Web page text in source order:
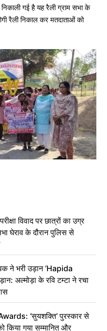
गई है यह रैली ग्राम सभा के
रैली निकाल कर मतदाताओं को
विवाद पर छात्रों का उग्र
घेराव के दौरान पुलिस से
ने भरी उड़ान ‘Hapida
अल्मोड़ा के रवि टम्टा ने रचा
‘सुयशक्ति’ पुरस्कार से
किया गया सम्मानित और